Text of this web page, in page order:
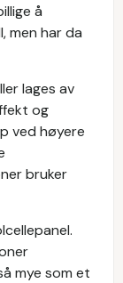
å
men har da
lages av
og
ved høyere
bruker
mye som et